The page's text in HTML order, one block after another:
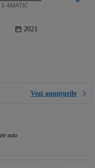
4MATIC
2021
Vezi anunțurile
auto